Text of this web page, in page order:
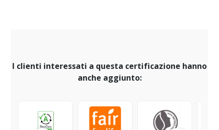
I clienti interessati a questa certificazione hanno
anche aggiunto: